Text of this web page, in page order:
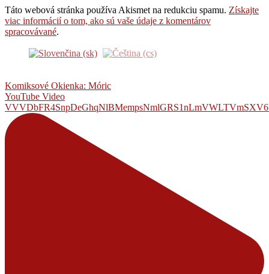
Táto webová stránka používa Akismet na redukciu spamu. Získajte
viac informácií o tom, ako sú vaše údaje z komentárov
spracovávané.
Komiksové Okienka: Móric
YouTube Video